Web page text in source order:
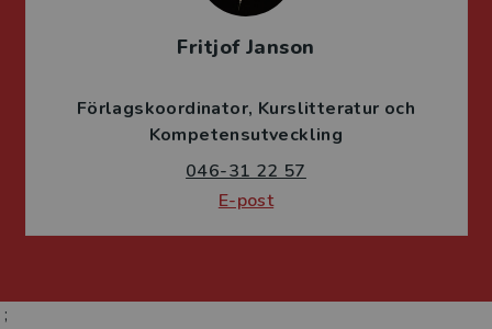
Fritjof Janson
Förlagskoordinator Kurslitteratur och
Kompetensutveckling
046-31 22 57
E-post
;